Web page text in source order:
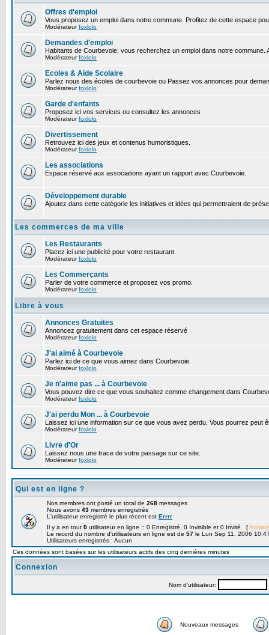
Offres d'emploi
Vous proposez un emploi dans notre commune. Profitez de cette espace
Modérateurfoxlolo
Demandes d'emploi
Habitants de Courbevoie, vous recherchez un emploi dans notre commune.
Modérateurfoxlolo
Ecoles & Aide Scolaire
Parlez nous des écoles de courbevoie ou Passez vos annonces pour
Modérateurfoxlolo
Garde d'enfants
Proposez ici vos services ou consultez les annonces
Modérateurfoxlolo
Divertissement
Retrouvez ici des jeux et contenus humoristiques.
Modérateurfoxlolo
Les associations
Espace réservé aux associations ayant un rapport avec Courbevoie.
Développement durable
Ajoutez dans cette catégorie les initiatives et idées qui permettraient de
Les commerces de ma ville
Les Restaurants
Placez ici une publicité pour votre restaurant.
Modérateurfoxlolo
Les Commerçants
Parler de votre commerce et proposez vos promo.
Modérateurfoxlolo
Libre à vous
Annonces Gratuites
Annoncez gratuitement dans cet espace réservé
Modérateurfoxlolo
J'ai aimé à Courbevoie
Parlez ici de ce que vous aimez dans Courbevoie.
Modérateurfoxlolo
Je n'aime pas ... à Courbevoie
Vous pouvez dire ce que vous souhaitez comme changement dans
Modérateurfoxlolo
J'ai perdu Mon ... à Courbevoie
Laissez ici une information sur ce que vous avez perdu. Vous pourrez peut
Modérateurfoxlolo
Livre d'Or
Laissez nous une trace de votre passage sur ce site.
Modérateurfoxlolo
Qui est en ligne ?
Nos membres ont posté un total de 268 messages
Nous avons 43 membres enregistrés
L'utilisateur enregistré le plus récent est Errrr
Il y a en tout 0 utilisateur en ligne :: 0 Enregistré, 0 Invisible et 0 Invité [
Le record du nombre d'utilisateurs en ligne est de 57 le Lun Sep 11, 2006
Utilisateurs enregistrés : Aucun
Ces données sont basées sur les utilisateurs actifs des cinq dernières minutes
Connexion
Nom d'utilisateur:
Nouveaux messages